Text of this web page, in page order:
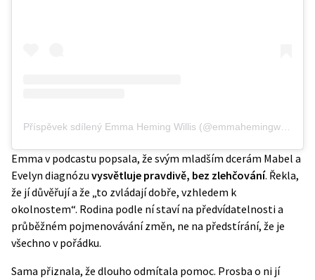
Emma v podcastu popsala, že svým mladším dcerám Mabel a
Evelyn diagnózu vysvětluje pravdivě, bez zlehčování. Řekla,
že jí důvěřují a že „to zvládají dobře, vzhledem k
okolnostem“. Rodina podle ní staví na předvídatelnosti a
průběžném pojmenovávání změn, ne na předstírání, že je
všechno v pořádku.
Sama přiznala, že dlouho odmítala pomoc. Prosba o ni jí